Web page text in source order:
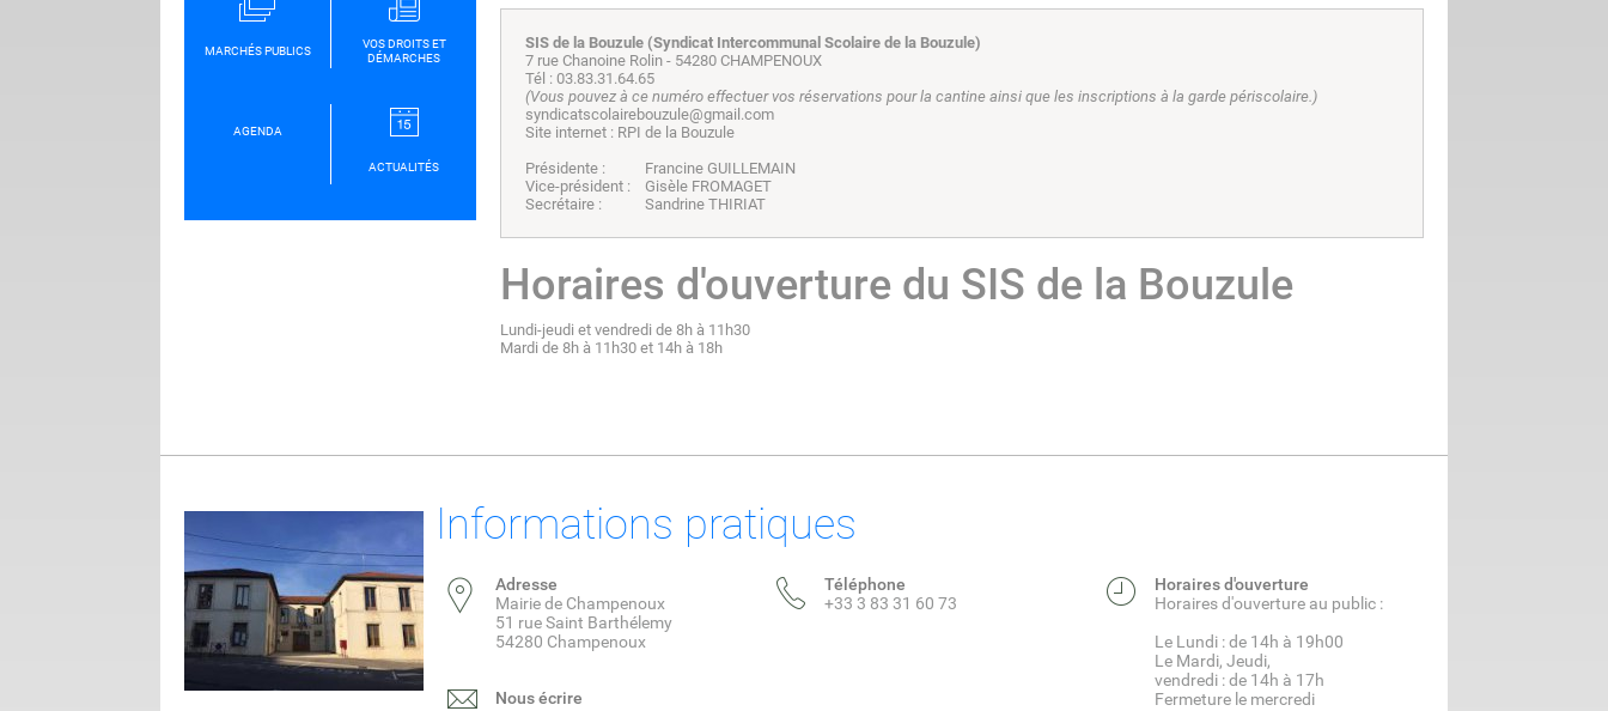
SIS de la Bouzule (Syndicat Intercommunal Scolaire de la Bouzule)
7 rue Chanoine Rolin - 54280 CHAMPENOUX
Tél : 03.83.31.64.65
(Vous pouvez à ce numéro effectuer vos réservations pour la cantine ainsi que les inscriptions à la garde périscolaire.)
syndicatscolairebouzule@gmail.com
Site internet : RPI de la Bouzule
Présidente : Francine GUILLEMAIN
Vice-président : Gisèle FROMAGET
Secrétaire : Sandrine THIRIAT
Horaires d'ouverture du SIS de la Bouzule
Lundi-jeudi et vendredi de 8h à 11h30
Mardi de 8h à 11h30 et 14h à 18h
MARCHÉS PUBLICS
VOS DROITS ET
DÉMARCHES
AGENDA
ACTUALITÉS
Informations pratiques
Adresse
Mairie de Champenoux
51 rue Saint Barthélemy
54280 Champenoux
Nous écrire
Téléphone
+33 3 83 31 60 73
Horaires d'ouverture
Horaires d'ouverture au public :
Le Lundi : de 14h à 19h00
Le Mardi, Jeudi,
vendredi : de 14h à 17h
Fermeture le mercredi